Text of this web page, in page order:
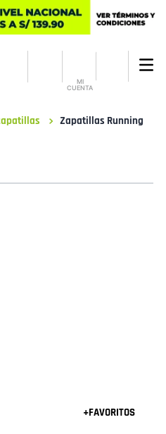
MI
CUENTA
Zapatillas Running